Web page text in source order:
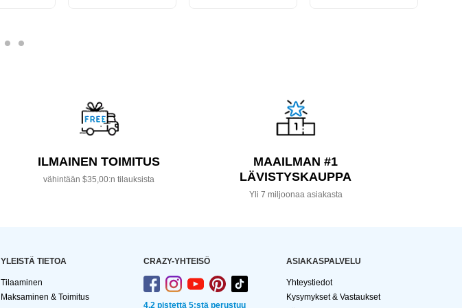
ILMAINEN TOIMITUS
vähintään $35,00:n tilauksista
MAAILMAN #1
LÄVISTYSKAUPPA
Yli 7 miljoonaa asiakasta
YLEISTÄ TIETOA
Tilaaminen
Maksaminen & Toimitus
CRAZY-YHTEISÖ
4,2 pistettä 5:stä perustuu
ASIAKASPALVELU
Yhteystiedot
Kysymykset & Vastaukset